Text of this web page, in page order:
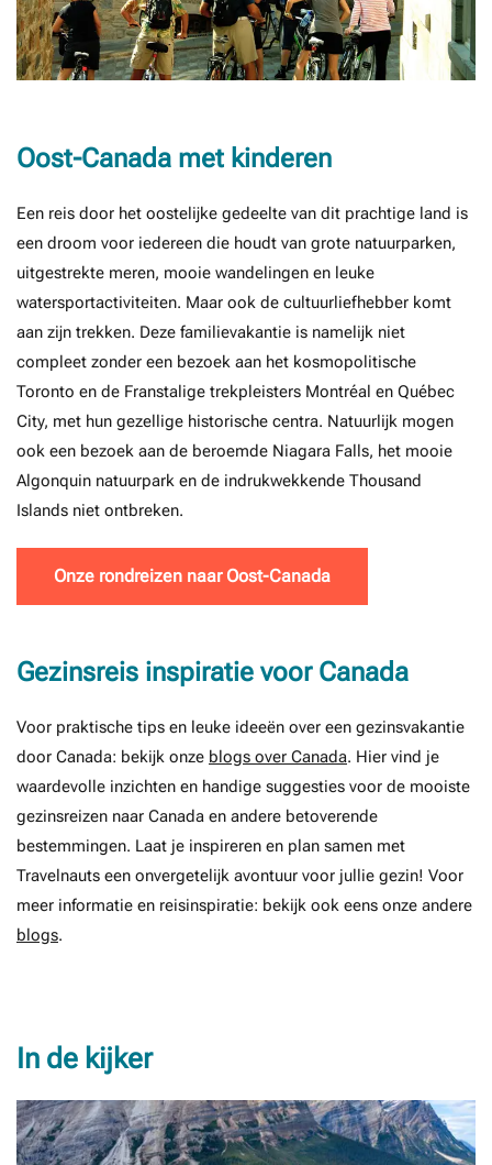
Oost-Canada met kinderen
Een reis door het oostelijke gedeelte van dit prachtige land is
een droom voor iedereen die houdt van grote natuurparken,
uitgestrekte meren, mooie wandelingen en leuke
watersportactiviteiten. Maar ook de cultuurliefhebber komt
aan zijn trekken. Deze familievakantie is namelijk niet
compleet zonder een bezoek aan het kosmopolitische
Toronto en de Franstalige trekpleisters Montréal en Québec
City, met hun gezellige historische centra. Natuurlijk mogen
ook een bezoek aan de beroemde Niagara Falls, het mooie
Algonquin natuurpark en de indrukwekkende Thousand
Islands niet ontbreken.
Onze rondreizen naar Oost-Canada
Gezinsreis inspiratie voor Canada
Voor praktische tips en leuke ideeën over een gezinsvakantie
door Canada: bekijk onze blogs over Canada. Hier vind je
waardevolle inzichten en handige suggesties voor de mooiste
gezinsreizen naar Canada en andere betoverende
bestemmingen. Laat je inspireren en plan samen met
Travelnauts een onvergetelijk avontuur voor jullie gezin! Voor
meer informatie en reisinspiratie: bekijk ook eens onze andere
blogs.
In de kijker